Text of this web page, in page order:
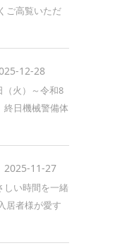
ご高覧いただ
12-28
火）～令和8
終日機械警備体
2025-11-27
しい時間を一緒
居者様が愛す